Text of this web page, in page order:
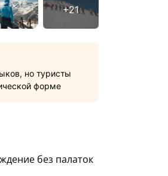
но туристы
форме
без палаток